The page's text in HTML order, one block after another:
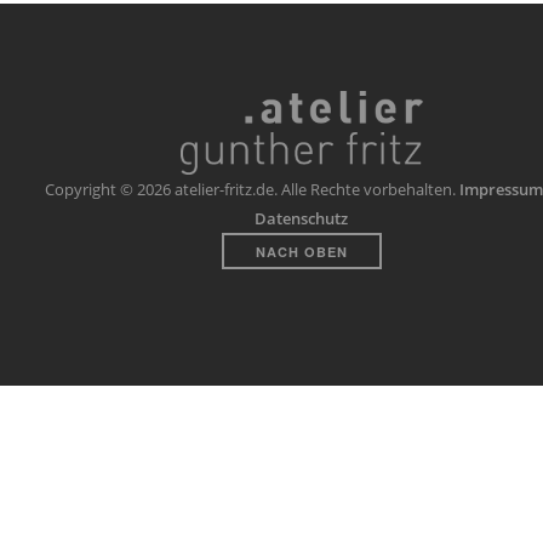
Copyright © 2026 atelier-fritz.de. Alle Rechte vorbehalten.
Datenschutz
NACH OBEN